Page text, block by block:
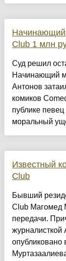
Начинающий
Club 1 млн
Суд решил
Начинающий
Антонов
комиков
публике
моральный
Известный
Club
Бывший
Club Магомед
передачи.
опубликовано